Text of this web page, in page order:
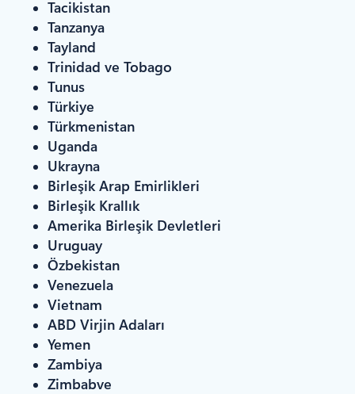
Tacikistan
Tanzanya
Tayland
Trinidad ve Tobago
Tunus
Türkiye
Türkmenistan
Uganda
Ukrayna
Birleşik Arap Emirlikleri
Birleşik Krallık
Amerika Birleşik Devletleri
Uruguay
Özbekistan
Venezuela
Vietnam
ABD Virjin Adaları
Yemen
Zambiya
Zimbabve